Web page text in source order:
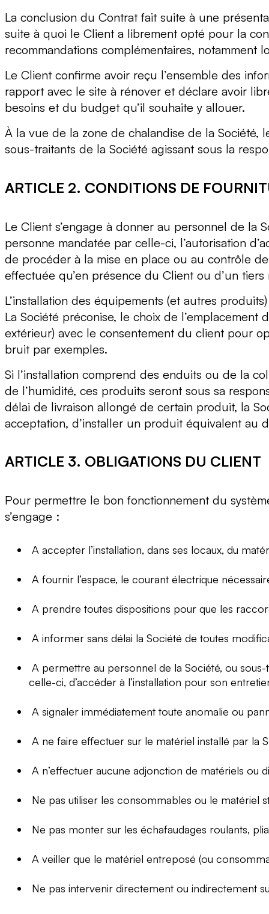
La conclusion du Contrat fait suite à une
suite à quoi le Client a librement opté pour la
recommandations complémentaires,
Le Client confirme avoir reçu l’ensemble des
rapport avec le site à rénover et déclare avoir
besoins et du budget qu’il souhaite y allouer.
À la vue de la zone de chalandise de la Société,
sous-traitants de la Société agissant sous la
ARTICLE 2. CONDITIONS DE
Le Client s’engage à donner au personnel de la
personne mandatée par celle-ci, l’autorisation
de procéder à la mise en place ou au contrôle
effectuée qu’en présence du Client ou d’un
L’installation des équipements (et autres
La Société préconise, le choix de
extérieur) avec le consentement du client pour
bruit par exemples.
Si l’installation comprend des enduits ou de la
de l’humidité, ces produits seront sous sa
délai de livraison allongé de certain produit, la
acceptation, d’installer un produit équivalent au
ARTICLE 3. OBLIGATIONS DU CLIENT
Pour permettre le bon fonctionnement du
s’engage :
A accepter l’installation, dans ses locaux, du
A fournir l’espace, le courant électrique
A prendre toutes dispositions pour que les
A informer sans délai la Société de toutes
A permettre au personnel de la Société, ou
celle-ci, d’accéder à l’installation pour son
A signaler immédiatement toute anomalie ou
A ne faire effectuer sur le matériel installé par la
A n’effectuer aucune adjonction de matériels ou
Ne pas utiliser les consommables ou le matériel
Ne pas monter sur les échafaudages roulants,
A veiller que le matériel entreposé (ou
Ne pas intervenir directement ou indirectement